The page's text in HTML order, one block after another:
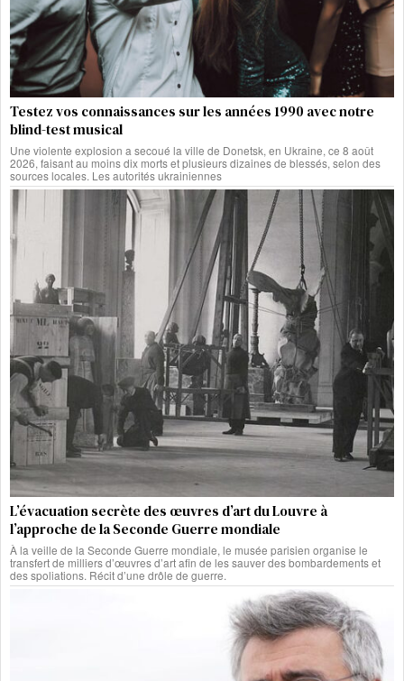
Testez vos connaissances sur les années 1990 avec notre
blind-test musical
Une violente explosion a secoué la ville de Donetsk, en Ukraine, ce 8 août
2026, faisant au moins dix morts et plusieurs dizaines de blessés, selon des
sources locales. Les autorités ukrainiennes
L’évacuation secrète des œuvres d’art du Louvre à
l’approche de la Seconde Guerre mondiale
À la veille de la Seconde Guerre mondiale, le musée parisien organise le
transfert de milliers d’œuvres d’art afin de les sauver des bombardements et
des spoliations. Récit d’une drôle de guerre.